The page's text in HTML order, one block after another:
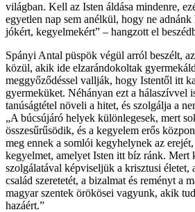
világban. Kell az Isten áldása mindenre,
egyetlen nap sem anélkül, hogy ne
jókért, kegyelmekért” – hangzott el
Spányi Antal püspök végül arról beszélt,
közül, akik ide elzarándokoltak
meggyőződéssel vallják, hogy Istentől itt
gyermeküket. Néhányan ezt a hálaszívvel
tanúságtétel növeli a hitet, és szolgálja a
„A búcsújáró helyek különlegesek, mert
összesűrűsödik, és a kegyelem erős
meg ennek a somlói kegyhelynek az
kegyelmet, amelyet Isten itt bíz ránk. Mert
szolgálatával képviseljük a krisztusi életet,
család szeretetét, a bizalmat és reményt a
magyar szentek örökösei vagyunk, akik
hazáért.”